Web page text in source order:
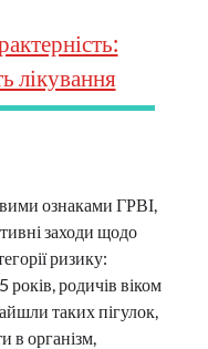
лікування
ознаками ГРВІ,
заходи щодо
ризику:
років, родичів віком
таких пігулок,
в організм,